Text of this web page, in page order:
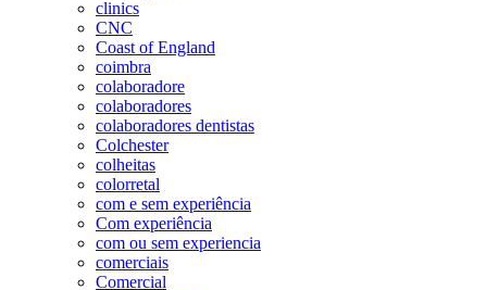
clinics
CNC
Coast of England
coimbra
colaboradore
colaboradores
colaboradores dentistas
Colchester
colheitas
colorretal
com e sem experiência
Com experiência
com ou sem experiencia
comerciais
Comercial